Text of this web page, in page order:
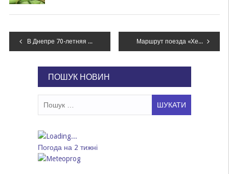
Навігація
В Днепре 70-летняя пенсионерка умерла под поездом Маршрут поезда «Херсон — Высокополье» продлен до станции Апостолово
ПОШУК НОВИН
Погода на 2 тижні